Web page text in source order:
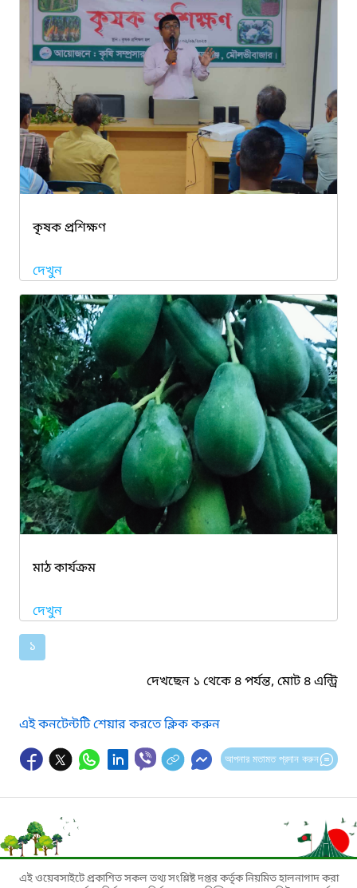
কৃষক প্রশিক্ষণ
দেখুন
মাঠ কার্যক্রম
দেখুন
১
দেখছেন ১ থেকে ৪ পর্যন্ত, মোট ৪ এন্ট্রি
এই কনটেন্টটি শেয়ার করতে ক্লিক করুন
আপনার মতামত প্রদান করুন
এই ওয়েবসাইটে প্রকাশিত সকল তথ্য সংশ্লিষ্ট দপ্তর কর্তৃক নিয়মিত হালনাগাদ করা